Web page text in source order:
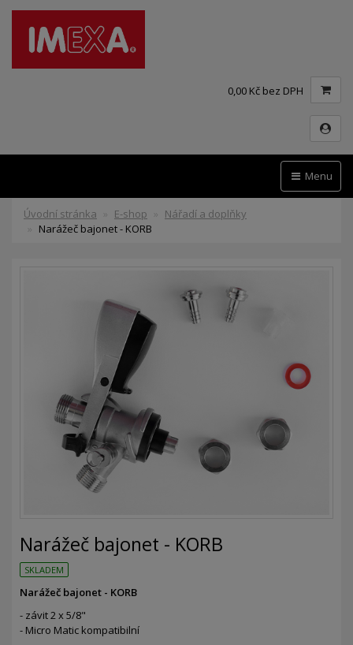
0,00 Kč bez DPH
Menu
Úvodní stránka E-shop
Nářadí a doplňky
Narážeč bajonet - KORB
Narážeč bajonet - KORB
SKLADEM
Narážeč bajonet - KORB
- závit 2 x 5/8"
- Micro Matic kompatibilní